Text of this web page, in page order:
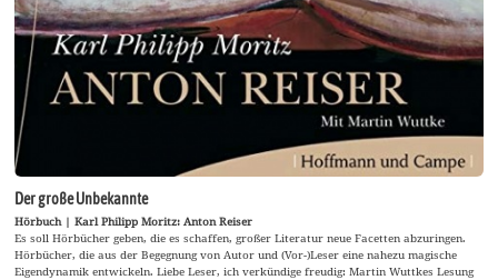
Der große Unbekannte
Hörbuch | Karl Philipp Moritz: Anton Reiser
Es soll Hörbücher geben, die es schaffen, großer Literatur neue Facetten abzuringen.
Hörbücher, die aus der Begegnung von Autor und (Vor-)Leser eine nahezu magische
Eigendynamik entwickeln. Liebe Leser, ich verkündige freudig: Martin Wuttkes Lesung